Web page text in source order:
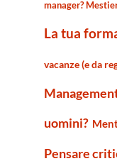
manager?
La tua
vacanze (e da
uomini?
Pensare